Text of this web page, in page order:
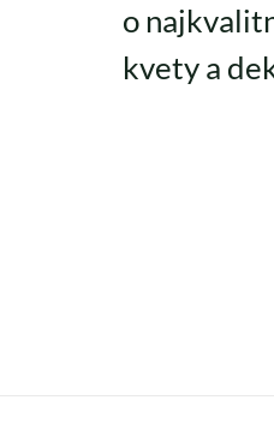
o
kvety a